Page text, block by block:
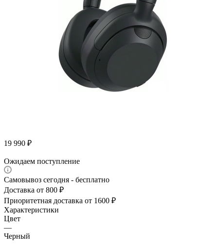
19 990 ₽
Ожидаем поступление
Самовывоз сегодня - бесплатно
Доставка от 800 ₽
Приоритетная доставка от 1600 ₽
Характеристики
Цвет
—
Черный